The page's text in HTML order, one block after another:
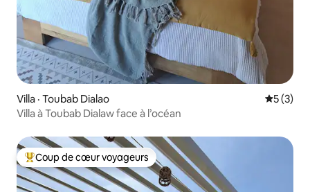
Villa · Toubab Dialao Note
5 (3)
Villa à Toubab Dialaw face à l’océan
Coup de cœur voyageurs parmi les plus aimés
Coup de cœur voyageurs